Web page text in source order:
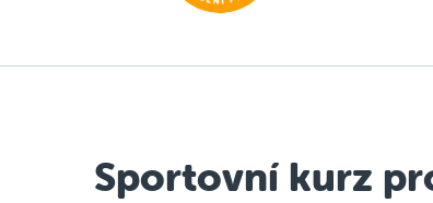
Sportovní kurz